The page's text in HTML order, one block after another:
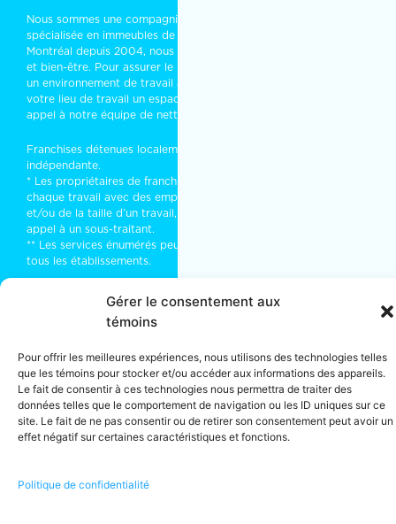
Gérer le consentement aux
témoins
Pour offrir les meilleures expériences, nous utilisons des technologies telles
que les témoins pour stocker et/ou accéder aux informations des appareils.
Le fait de consentir à ces technologies nous permettra de traiter des
données telles que le comportement de navigation ou les ID uniques sur ce
site. Le fait de ne pas consentir ou de retirer son consentement peut avoir un
effet négatif sur certaines caractéristiques et fonctions.
Politique de confidentialité
Nous sommes une compagnie d’
spécialisée en immeubles de bureaux ou résidentiels. Installés à
Montréal depuis 2004, nous partageons vos objectifs de succès
et bien-être. Pour assurer le bon entretien de vos bureaux, créer
un environnement de travail agréable, qui rassure ou faire de
votre lieu de travail un espace rassembleur et stimulant, faites
appel à notre équipe de nettoyage industriel
Franchises détenues localement et exploitées de manière
indépendante.
* Les propriétaires de franchises font de leur mieux pour traiter
chaque travail avec des employés. Parfois, en fonction du type
et/ou de la taille d’un travail, il peut être nécessaire de faire
appel à un sous-traitant.
** Les services énumérés peuvent ne pas être disponibles dans
tous les établissements.
© 2026 · MOM Entretien Ménager · Tous droits réservés · Licence
Termes et conditions· Politique de confidentialité